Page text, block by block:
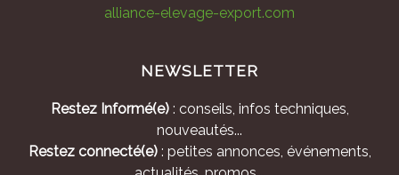
alliance-elevage-export.com
NEWSLETTER
Restez Informé(e): conseils, infos techniques,
nouveautés...
Restez connecté(e): petites annonces, événements,